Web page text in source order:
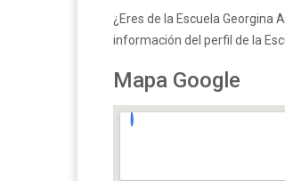
¿Eres de la Escuela Georgina
información del perfil de la
Mapa Google